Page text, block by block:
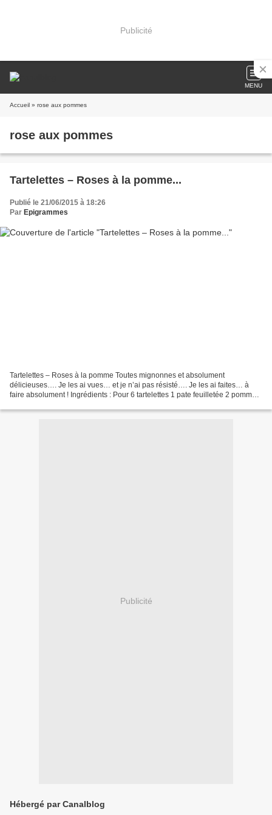
Publicité
MENU
Accueil » rose aux pommes
rose aux pommes
Tartelettes – Roses à la pomme...
Publié le 21/06/2015 à 18:26
Par Epigrammes
Tartelettes – Roses à la pomme Toutes mignonnes et absolument
délicieuses…. Je les ai vues… et je n’ai pas résisté…. Je les ai faites… à
faire absolument ! Ingrédients : Pour 6 tartelettes 1 pate feuilletée 2 pommes
Publicité
Hébergé par Canalblog